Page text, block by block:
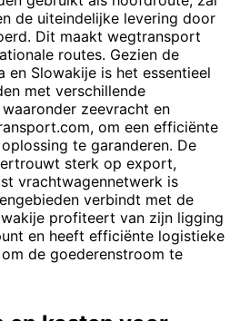
de uiteindelijke levering door
Dit maakt wegtransport
routes. Gezien de
en Slowakije is het essentieel
met verschillende
zeevracht en
om een efficiënte
te garanderen. De
sterk op export,
vrachtwagennetwerk is
verbindt met de
profiteert van zijn ligging
en heeft efficiënte logistieke
de goederenstroom te